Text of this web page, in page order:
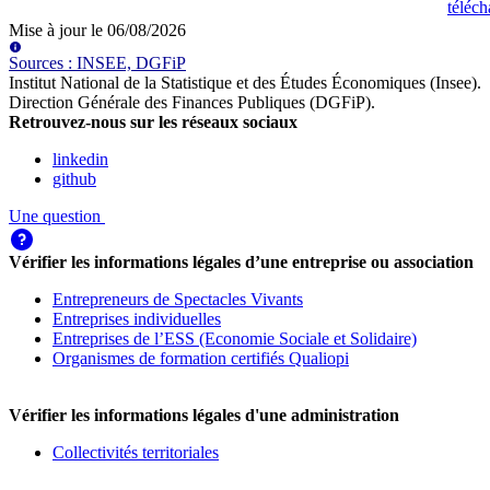
Mise à jour le 06/08/2026
Sources : INSEE, DGFiP
Institut National de la Statistique et des Études Économiques (Insee).
Direction Générale des Finances Publiques (DGFiP).
Retrouvez-nous sur les réseaux sociaux
linkedin
github
Une question
Vérifier les informations légales d’une entreprise ou association
Entrepreneurs de Spectacles Vivants
Entreprises individuelles
Entreprises de l’ESS (Economie Sociale et Solidaire)
Organismes de formation certifiés Qualiopi
Vérifier les informations légales d'une administration
Collectivités territoriales